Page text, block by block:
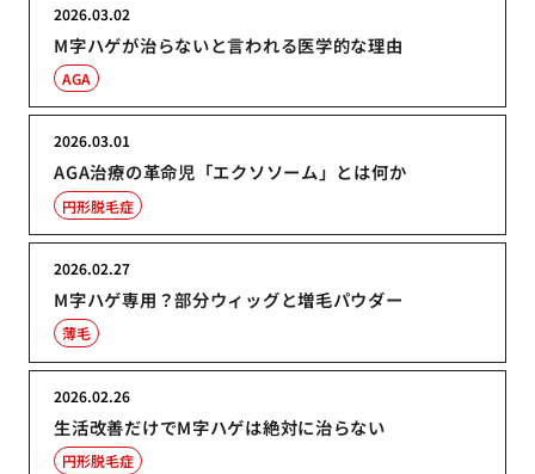
M字ハゲが治らないと言われる医学的な理由
2026.03.02
AGA
AGA治療の革命児「エクソソーム」とは何か
2026.03.01
円形脱毛症
M字ハゲ専用？部分ウィッグと増毛パウダー
2026.02.27
薄毛
生活改善だけでM字ハゲは絶対に治らない
2026.02.26
円形脱毛症